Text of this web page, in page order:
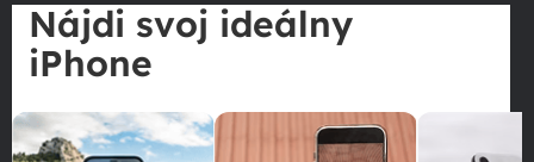
Nájdi svoj ideálny
iPhone